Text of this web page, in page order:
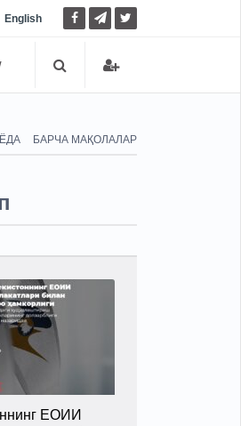
English
БАРЧА МАҚОЛАЛАР
ЕОИИ